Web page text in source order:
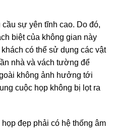
sự yên tĩnh cao. Do đó,
biệt của không gian này
có thể sử dụng các vật
nhà và vách tường để
không ảnh hưởng tới
cuộc họp không bị lọt ra